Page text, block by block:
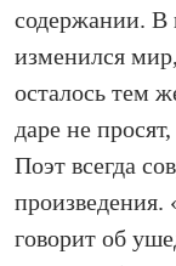
содержании. В
изменился
осталось тем
даре не
Поэт всегда
произведения.
говорит об